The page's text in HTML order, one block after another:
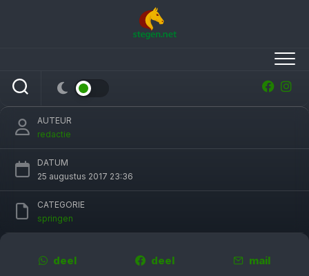
Nederland klautert op naar zesde plaats
AUTEUR
redactie
DATUM
25 augustus 2017 23:36
CATEGORIE
springen
deel deel mail